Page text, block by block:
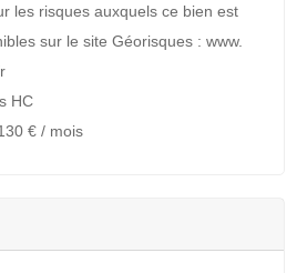
les risques auxquels ce bien est
sur le site Géorisques : www.
HC
€ / mois